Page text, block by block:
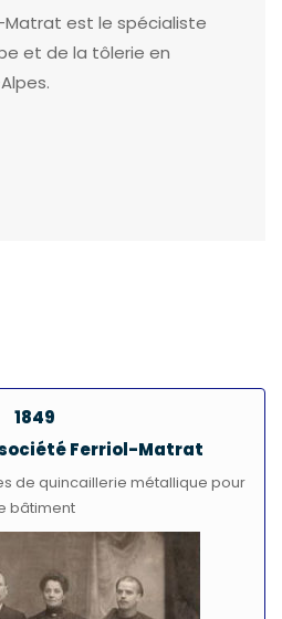
Matrat est le spécialiste
et de la tôlerie en
1849
Ferriol-Matrat
de quincaillerie métallique pour
bâtiment